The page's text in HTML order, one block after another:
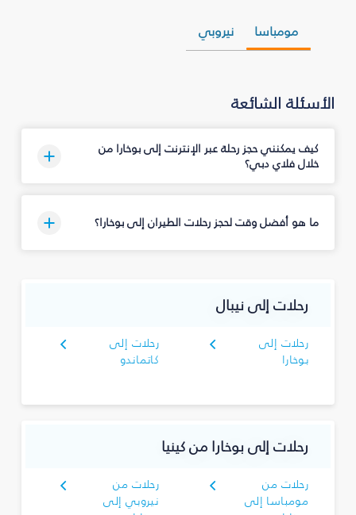
مومباسا نيروبي
الأسئلة الشائعة
كيف يمكنني حجز رحلة عبر الإنترنت إلى بوخارا من
خلال فلاي دبي؟
ما هو أفضل وقت لحجز رحلات الطيران إلى بوخارا؟
رحلات إلى نيبال
رحلات إلى
بوخارا
رحلات إلى
كاتماندو
رحلات إلى بوخارا من كينيا
رحلات من
مومباسا إلى
رحلات من
نيروبي إلى